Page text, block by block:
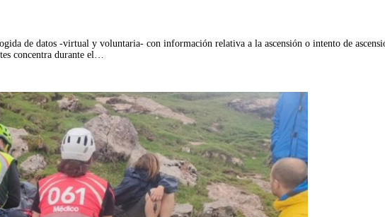
de datos -virtual y voluntaria- con información relativa a la ascensión o intento de
concentra durante el…